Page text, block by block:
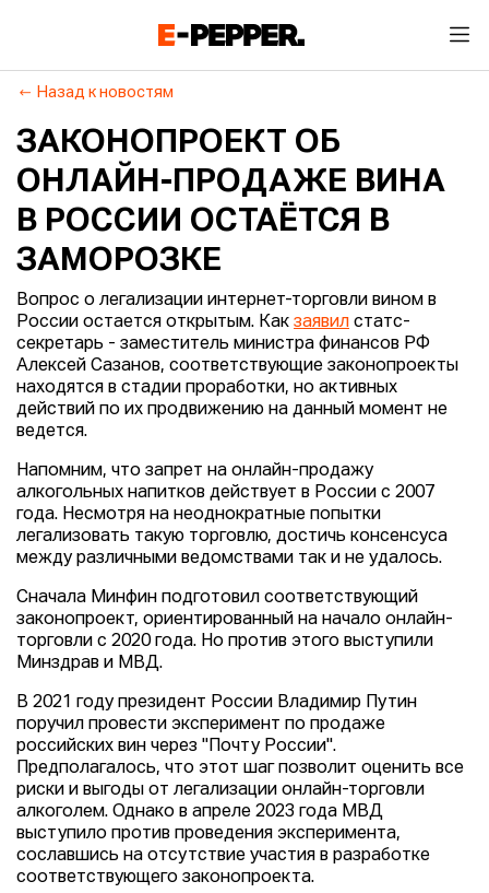
Назад к новостям
ЗАКОНОПРОЕКТ ОБ
ОНЛАЙН-ПРОДАЖЕ ВИНА
В РОССИИ ОСТАЁТСЯ В
ЗАМОРОЗКЕ
Вопрос о легализации интернет-торговли вином в
России остается открытым. Как заявил статс-
секретарь - заместитель министра финансов РФ
Алексей Сазанов, соответствующие законопроекты
находятся в стадии проработки, но активных
действий по их продвижению на данный момент не
ведется.
Напомним, что запрет на онлайн-продажу
алкогольных напитков действует в России с 2007
года. Несмотря на неоднократные попытки
легализовать такую торговлю, достичь консенсуса
между различными ведомствами так и не удалось.
Сначала Минфин подготовил соответствующий
законопроект, ориентированный на начало онлайн-
торговли с 2020 года. Но против этого выступили
Минздрав и МВД.
В 2021 году президент России Владимир Путин
поручил провести эксперимент по продаже
российских вин через "Почту России".
Предполагалось, что этот шаг позволит оценить все
риски и выгоды от легализации онлайн-торговли
алкоголем. Однако в апреле 2023 года МВД
выступило против проведения эксперимента,
сославшись на отсутствие участия в разработке
соответствующего законопроекта.